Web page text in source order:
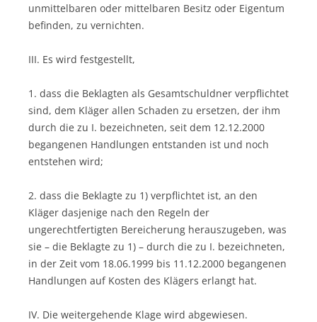
unmittelbaren oder mittelbaren Besitz oder Eigentum
befinden, zu vernichten.
III. Es wird festgestellt,
1. dass die Beklagten als Gesamtschuldner verpflichtet
sind, dem Kläger allen Schaden zu ersetzen, der ihm
durch die zu I. bezeichneten, seit dem 12.12.2000
begangenen Handlungen entstanden ist und noch
entstehen wird;
2. dass die Beklagte zu 1) verpflichtet ist, an den
Kläger dasjenige nach den Regeln der
ungerechtfertigten Bereicherung herauszugeben, was
sie – die Beklagte zu 1) – durch die zu I. bezeichneten,
in der Zeit vom 18.06.1999 bis 11.12.2000 begangenen
Handlungen auf Kosten des Klägers erlangt hat.
IV. Die weitergehende Klage wird abgewiesen.